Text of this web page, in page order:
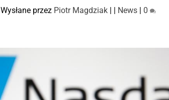
Wysłane przez Piotr Magdziak| | News| 0